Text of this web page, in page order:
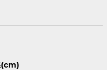
(cm)